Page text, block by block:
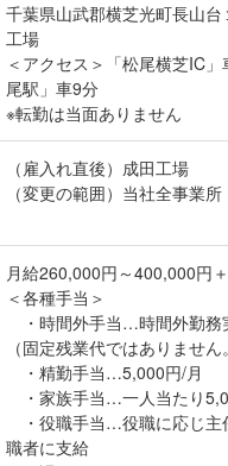
千葉県山武郡横芝光町長山
工場
＜アクセス＞「松尾横芝IC
尾駅」車9分
※転勤は当面ありません
（雇入れ直後）成田工場
（変更の範囲）当社全事業所
月給260,000円～400,000円
＜各種手当＞
・時間外手当…時間外勤務
（固定残業代ではありません
・精勤手当…5,000円/月
・家族手当…一人当たり
・役職手当…役職に応じ主
職者に支給